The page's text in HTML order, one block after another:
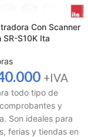
Con Scanner
SR-S10K Ita
+IVA
todo tipo de
y
Son ideales para
ferias y tiendas en